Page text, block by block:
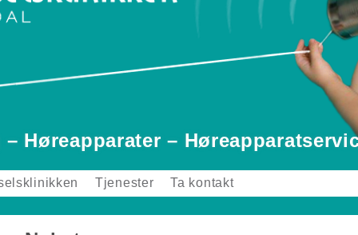
Høreapparater –
Tjenester Ta kontakt